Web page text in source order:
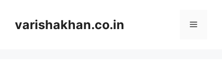
contentvarishakhan.co.in Menu